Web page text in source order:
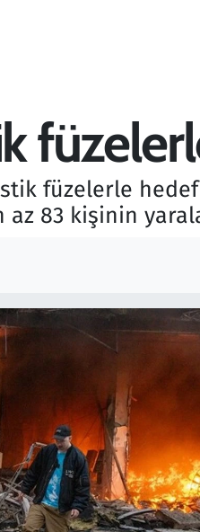
füzelerle
83 kişinin